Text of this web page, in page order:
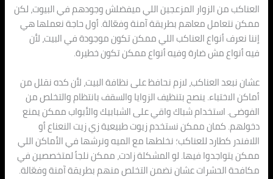
العناكب من الزوار المزعجين اللي ميفضلش وجودهم في البيوت، لكن
ممكن نتعامل معاهم بطريقة آمنة وفعّالة. أول حاجة نعملها هي
إننا نعرف أنواع العناكب اللي ممكن تكون موجودة في البيت، لأن
فيه أنواع مش ضارة وفيه أنواع ممكن تكون خطيرة.
عشان نبعد العناكب، لازم نحافظ على نظافة البيت، لأن كده نقلل من
أماكن الاختباء. ينصح بتنظيف الزوايا والسقف بانتظام والتخلص من
الفوضى. استخدام شباك واقي على الشبابيك والأبواب ممكن يمنع
دخولهم. كمان ممكن نستخدم زيوت طبيعية زي زيت النعناع أو
اللافندر كطارد للعناكب؛ نخلطها مع الميه ونرشها في الأماكن اللي
ممكن يتواجدوا فيها. لو المشكلة زادت، ممكن نلجأ لمتخصصين في
مكافحة الحشرات عشان نضمن التخلص منهم بطريقة آمنة وفعّالة.